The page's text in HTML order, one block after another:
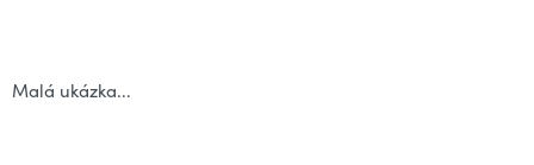
Malá ukázka...